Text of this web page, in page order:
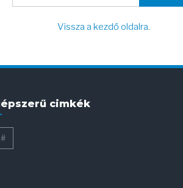
Vissza a kezdő oldalra.
cimkék
#